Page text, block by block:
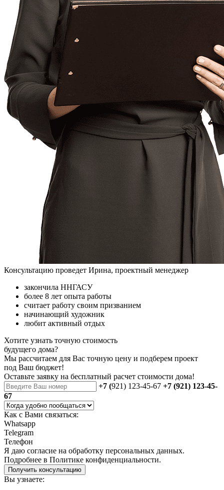
Консультацию проведет Ирина, проектный менеджер
закончила ННГАСУ
более 8 лет опыта работы
считает работу своим призванием
начинающий художник
любит активный отдых
Хотите узнать точную стоимость
будущего дома?
Мы рассчитаем для Вас точную цену и подберем проект
под Ваш бюджет!
Оставьте заявку на бесплатный расчет стоимости дома!
+7 (921) 123-45-67 +7 (921) 123-45-
67
Как с Вами связаться:
Whatsapp
Telegram
Телефон
Я даю согласие на обработку персональных данных.
Подробнее в Политике конфиденциальности.
Получить консультацию
Вы узнаете: